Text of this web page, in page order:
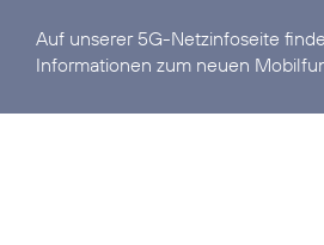
Auf unserer 5G-Netzinfoseite
Informationen zum neuen